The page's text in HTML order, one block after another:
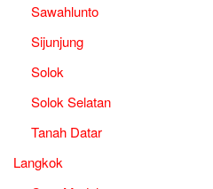
Sawahlunto
Sijunjung
Solok
Solok Selatan
Tanah Datar
Langkok